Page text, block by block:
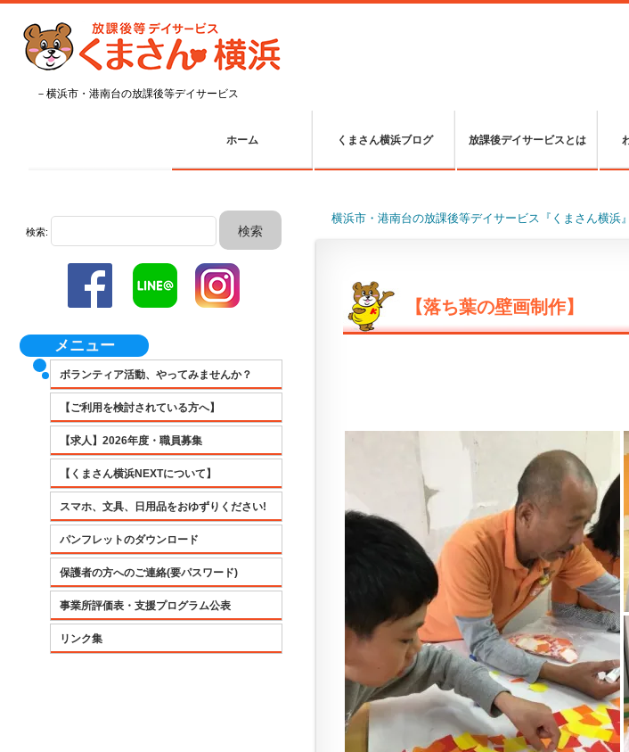
－横浜市・港南台の放課後等デイサービス
ホーム くまさん横浜ブログ 放課後デイサービスとは
検索:
メニュー
ボランティア活動、やってみませんか？
【ご利用を検討されている方へ】
【求人】2026年度・職員募集
【くまさん横浜NEXTについて】
スマホ、文具、日用品をおゆずりください!
パンフレットのダウンロード
保護者の方へのご連絡(要パスワード)
事業所評価表・支援プログラム公表
リンク集
横浜市・港南台の放課後等デイサービス『くまさん横浜』
【落ち葉の壁画制作】